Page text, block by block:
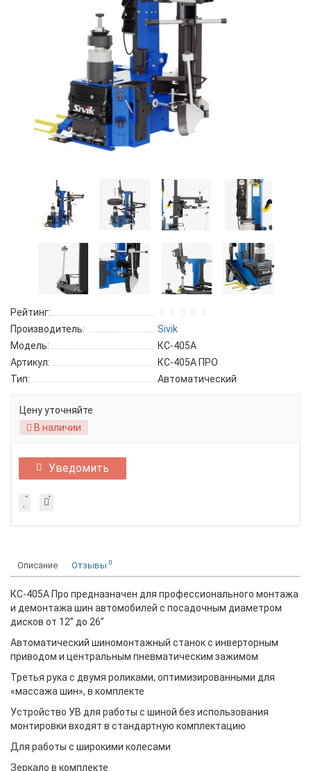
Рейтинг:
Производитель:
Sivik
Модель:
КС-405А
Артикул:
КС-405А ПРО
Тип:
Автоматический
Цену уточняйте
В наличии
Уведомить
Описание Отзывы 0
КС-405А Про предназначен для профессионального монтажа
и демонтажа шин автомобилей с посадочным диаметром
дисков от 12” до 26”
Автоматический шиномонтажный станок с инверторным
приводом и центральным пневматическим зажимом
Третья рука с двумя роликами, оптимизированными для
«массажа шин», в комплекте
Устройство УВ для работы с шиной без использования
монтировки входят в стандартную комплектацию
Для работы с широкими колесами
Зеркало в комплекте